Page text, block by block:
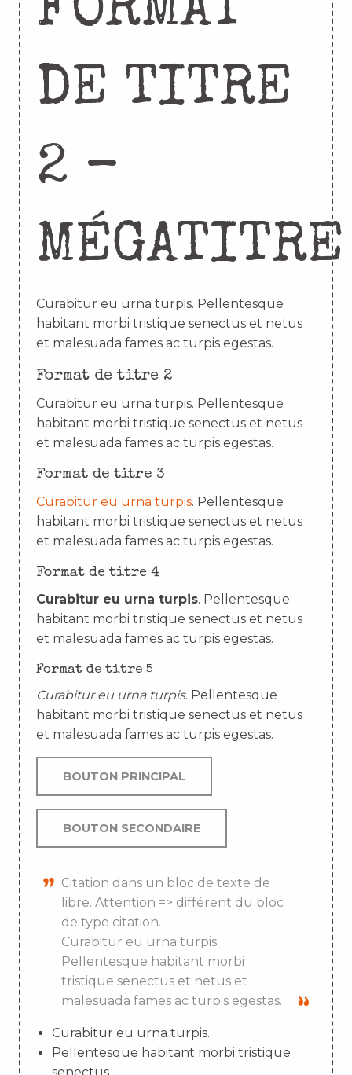
FORMAT
DE TITRE
2 –
MÉGATITRE
Curabitur eu urna turpis. Pellentesque
habitant morbi tristique senectus et netus
et malesuada fames ac turpis egestas.
Format de titre 2
Curabitur eu urna turpis. Pellentesque
habitant morbi tristique senectus et netus
et malesuada fames ac turpis egestas.
Format de titre 3
Curabitur eu urna turpis. Pellentesque
habitant morbi tristique senectus et netus
et malesuada fames ac turpis egestas.
Format de titre 4
Curabitur eu urna turpis. Pellentesque
habitant morbi tristique senectus et netus
et malesuada fames ac turpis egestas.
Format de titre 5
Curabitur eu urna turpis. Pellentesque
habitant morbi tristique senectus et netus
et malesuada fames ac turpis egestas.
BOUTON PRINCIPAL
BOUTON SECONDAIRE
Citation dans un bloc de texte de
libre. Attention => différent du bloc
de type citation.
Curabitur eu urna turpis.
Pellentesque habitant morbi
tristique senectus et netus et
malesuada fames ac turpis egestas.
Curabitur eu urna turpis.
Pellentesque habitant morbi tristique